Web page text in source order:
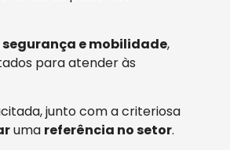
e mobilidade,
para atender às
junto com a criteriosa
uma referência no setor.